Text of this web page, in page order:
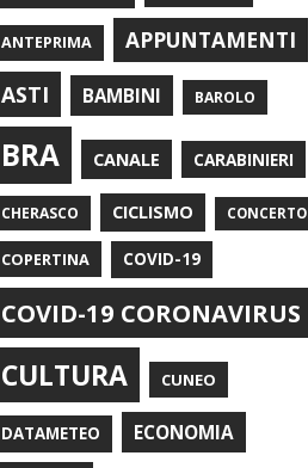
ANTEPRIMA
APPUNTAMENTI
ASTI
BAMBINI BAROLO
BRA CANALE CARABINIERI
CHERASCO CICLISMO CONCERTO
COPERTINA COVID-19
COVID-19 CORONAVIRUS
CULTURA CUNEO
DATAMETEO ECONOMIA